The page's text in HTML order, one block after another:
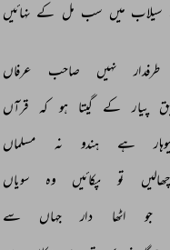
سیلاب میں سب مل کے نہائیں
طرفدار نہیں صاحب
عرفاں
پیار کے گیتا ہو کہ قرآں
ہے ہندو نہ
مسلماں
تو پکائیں وہ
سویاں
جو اٹھا دار جہاں
سے